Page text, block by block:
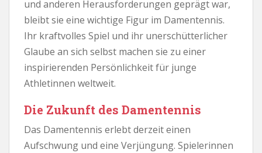
und anderen Herausforderungen geprägt war,
bleibt sie eine wichtige Figur im Damentennis.
Ihr kraftvolles Spiel und ihr unerschütterlicher
Glaube an sich selbst machen sie zu einer
inspirierenden Persönlichkeit für junge
Athletinnen weltweit.
Die Zukunft des Damentennis
Das Damentennis erlebt derzeit einen
Aufschwung und eine Verjüngung. Spielerinnen